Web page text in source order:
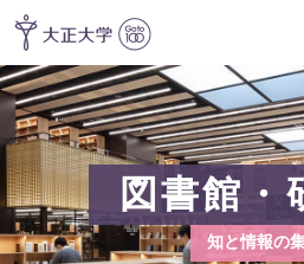
図書館・
知と情報の